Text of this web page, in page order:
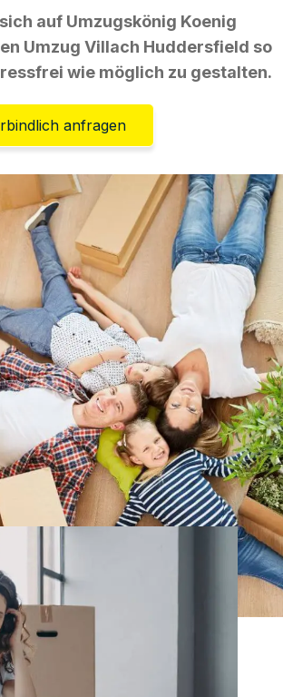
auf Umzugskönig Koenig
Umzug Villach Huddersfield so
wie möglich zu gestalten.
anfragen